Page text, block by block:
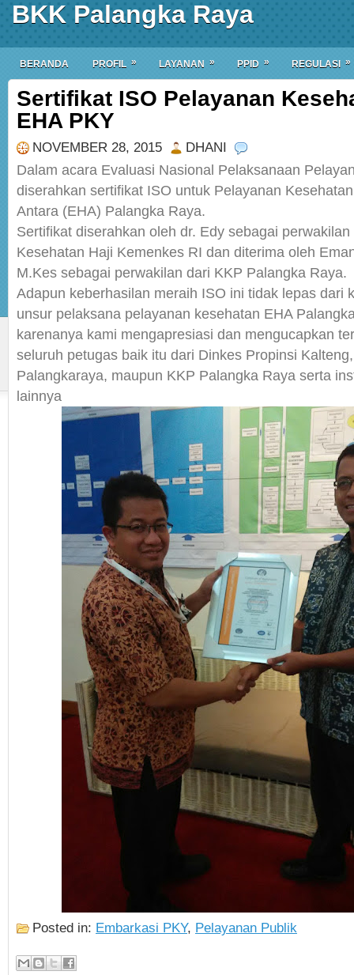
BKK Palangka Raya
BERANDA PROFIL » LAYANAN » PPID » REGULASI »
Sertifikat ISO Pelayanan
EHA PKY
NOVEMBER 28, 2015 DHANI
Dalam acara Evaluasi Nasional Pelaksanaan
diserahkan sertifikat ISO untuk Pelayanan
Antara (EHA) Palangka Raya.
Sertifikat diserahkan oleh dr. Edy sebagai
Kesehatan Haji Kemenkes RI dan diterima oleh
M.Kes sebagai perwakilan dari KKP Palangka Raya.
Adapun keberhasilan meraih ISO ini tidak lepas dari
unsur pelaksana pelayanan kesehatan EHA
karenanya kami mengapresiasi dan mengucapkan
seluruh petugas baik itu dari Dinkes Propinsi
Palangkaraya, maupun KKP Palangka Raya serta
lainnya
Posted in: Embarkasi PKY, Pelayanan Publik